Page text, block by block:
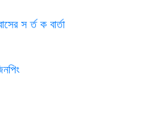
স র্ত ক বার্তা